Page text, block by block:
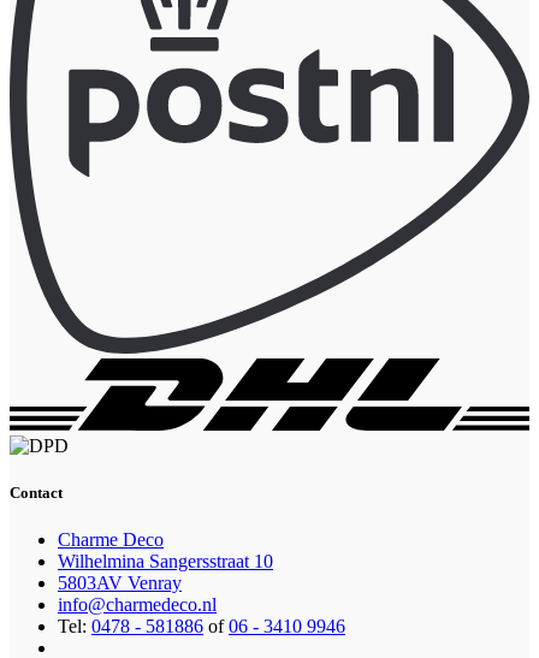
Contact
Charme Deco
Wilhelmina Sangersstraat 10
5803AV Venray
info@charmedeco.nl
Tel: 0478 - 581886 of06 - 3410 9946